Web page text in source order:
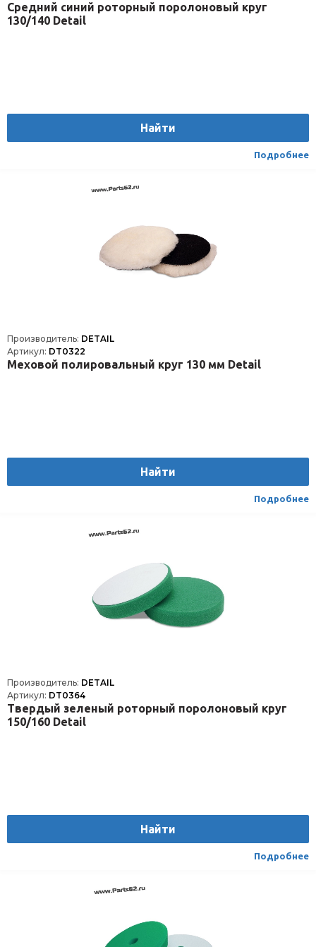
Средний синий роторный поролоновый круг
130/140 Detail
Найти
Подробнее
Производитель: DETAIL
Артикул: DT0322
Меховой полировальный круг 130 мм Detail
Найти
Подробнее
Производитель: DETAIL
Артикул: DT0364
Твердый зеленый роторный поролоновый круг
150/160 Detail
Найти
Подробнее